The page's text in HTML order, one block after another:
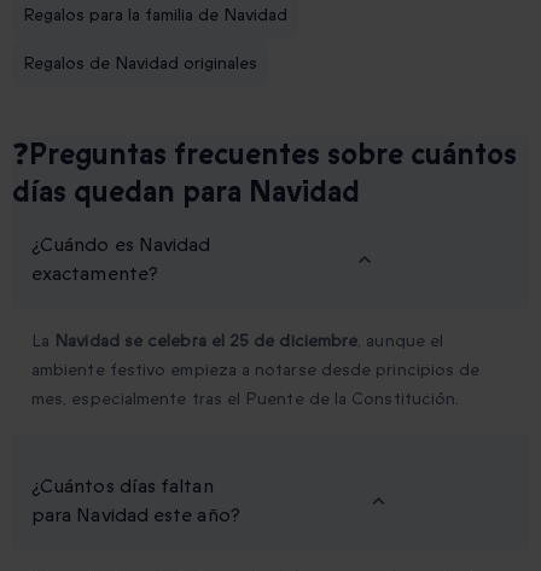
Regalos para la familia de Navidad
Regalos de Navidad originales
❓Preguntas frecuentes sobre cuántos
días quedan para Navidad
¿Cuándo es Navidad
exactamente?
La Navidad se celebra el 25 de diciembre, aunque el
ambiente festivo empieza a notarse desde principios de
mes, especialmente tras el Puente de la Constitución.
¿Cuántos días faltan
para Navidad este año?